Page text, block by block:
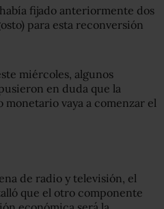
fijado anteriormente dos
para esta reconversión
miércoles, algunos
en duda que la
vaya a comenzar el
de radio y televisión, el
que el otro componente